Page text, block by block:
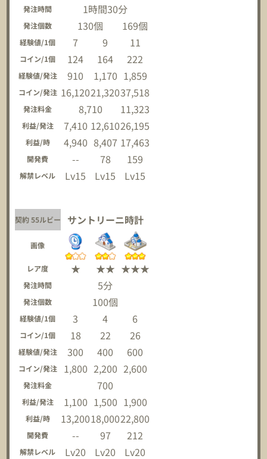
発注時間 1時間30分
発注個数 130個 169個
経験値/1個 7 9 11
コイン/1個 124 164 222
経験値/発注 910 1,170 1,859
コイン/発注 16,12021,32037,518
発注料金 8,710 11,323
利益/発注 7,410 12,61026,195
利益/時 4,940 8,407 17,463
開発費 -- 78 159
解禁レベル Lv15 Lv15 Lv15
契約 55ルビー サントリーニ時計
画像
レア度 ★ ★★ ★★★
発注時間 5分
発注個数 100個
経験値/1個 3 4 6
コイン/1個 18 22 26
経験値/発注 300 400 600
コイン/発注 1,800 2,200 2,600
発注料金 700
利益/発注 1,100 1,500 1,900
利益/時 13,20018,00022,800
開発費 -- 97 212
解禁レベル Lv20 Lv20 Lv20